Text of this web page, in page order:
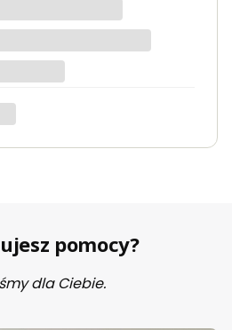
Velvet
pomocy?
dla Ciebie.